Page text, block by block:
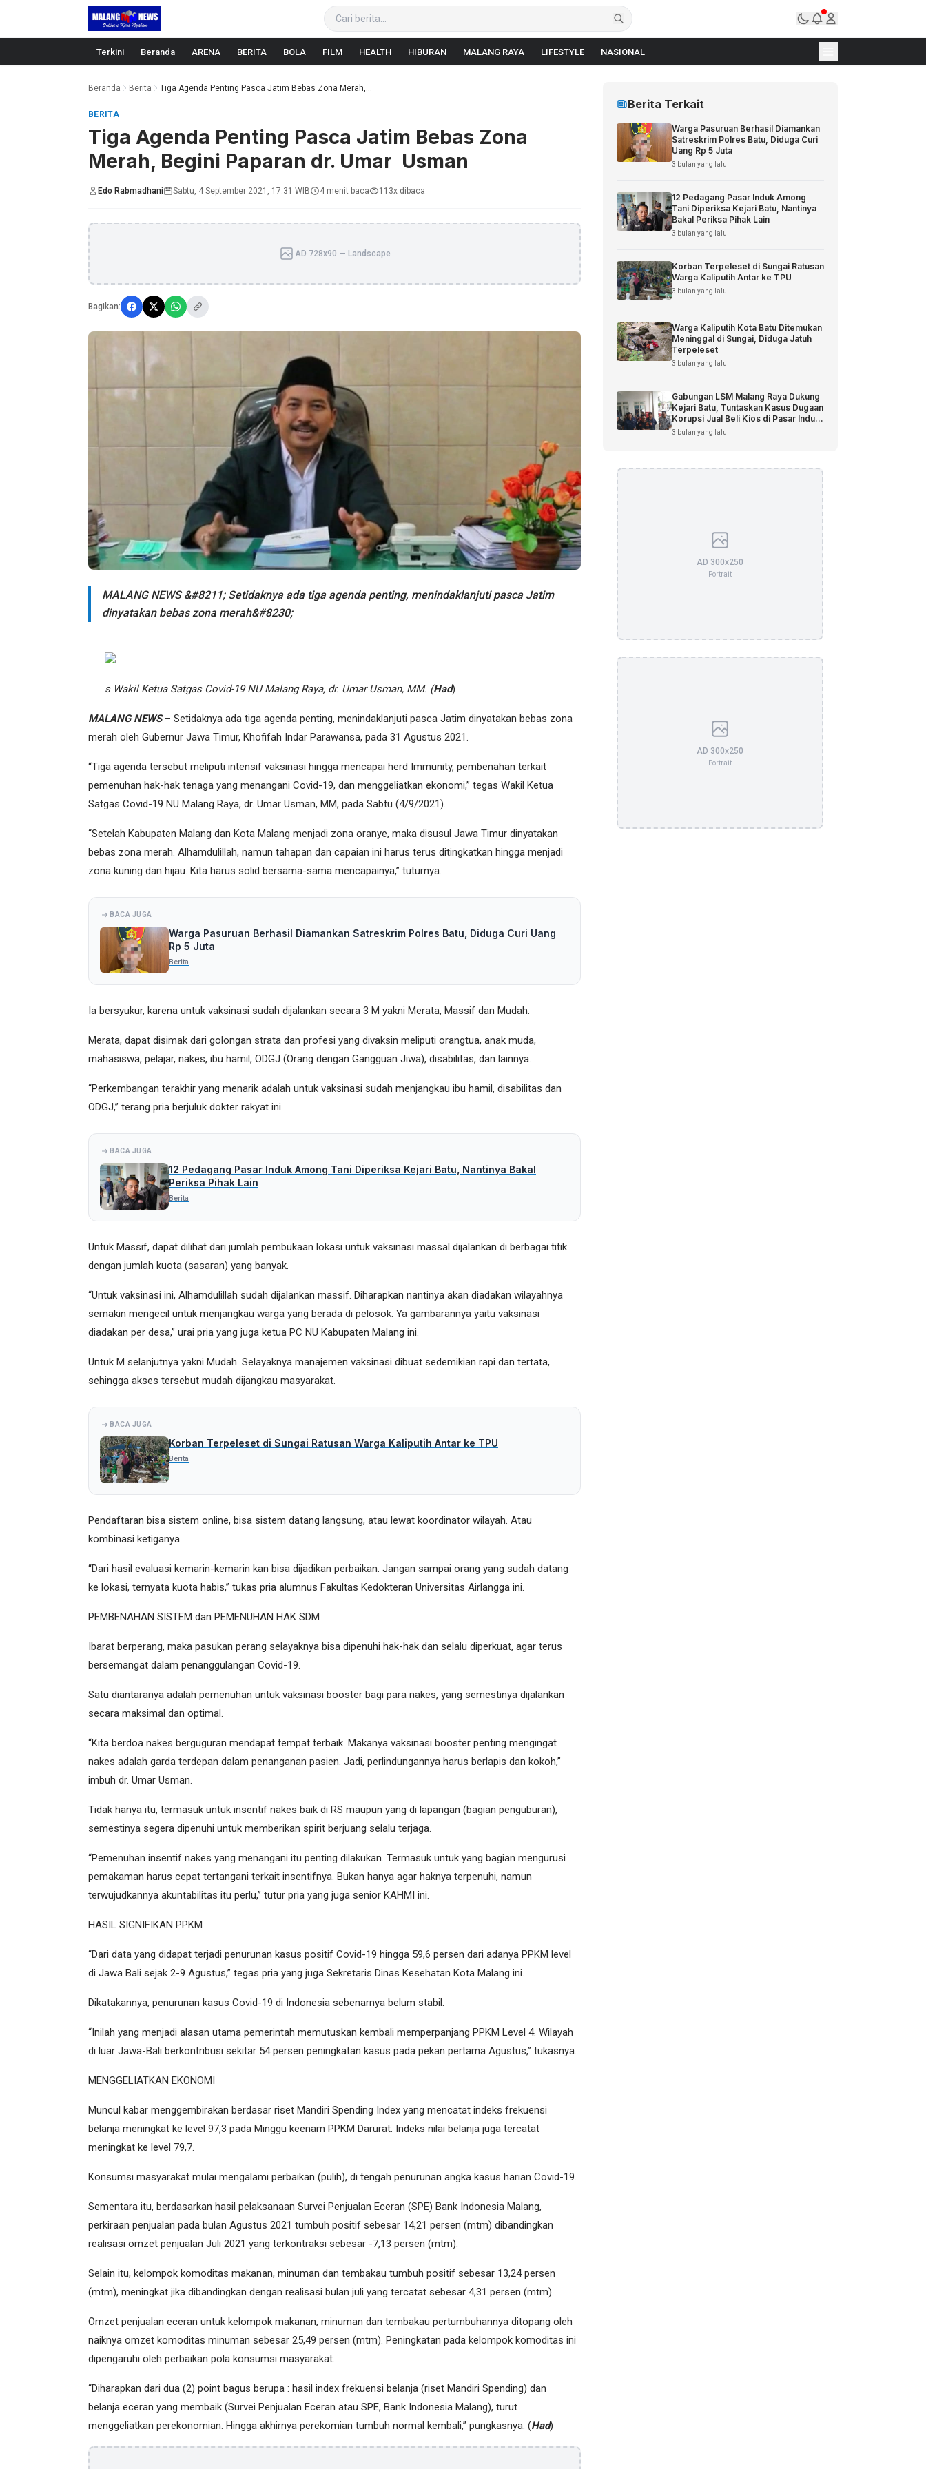
Langsung ke konten
Terkini Beranda ARENA BERITA BOLA FILM HEALTH HIBURAN MALANG RAYA LIFESTYLE NASIONAL
Beranda Berita Tiga Agenda Penting Pasca Jatim Bebas Zona Merah,...
BERITA
Tiga Agenda Penting Pasca Jatim Bebas Zona
Merah, Begini Paparan dr. Umar Usman
Edo Rabmadhani Sabtu, 4 September 2021, 17:31 WIB 4 menit baca 113x dibaca
AD 728x90 — Landscape
Bagikan:
MALANG NEWS &#8211; Setidaknya ada tiga agenda penting, menindaklanjuti pasca Jatim
dinyatakan bebas zona merah&#8230;
s Wakil Ketua Satgas Covid-19 NU Malang Raya, dr. Umar Usman, MM. (Had)
MALANG NEWS– Setidaknya ada tiga agenda penting, menindaklanjuti pasca Jatim dinyatakan bebas zona
merah oleh Gubernur Jawa Timur, Khofifah Indar Parawansa, pada 31 Agustus 2021.
“Tiga agenda tersebut meliputi intensif vaksinasi hingga mencapai herd Immunity, pembenahan terkait
pemenuhan hak-hak tenaga yang menangani Covid-19, dan menggeliatkan ekonomi,” tegas Wakil Ketua
Satgas Covid-19 NU Malang Raya, dr. Umar Usman, MM, pada Sabtu (4/9/2021).
“Setelah Kabupaten Malang dan Kota Malang menjadi zona oranye, maka disusul Jawa Timur dinyatakan
bebas zona merah. Alhamdulillah, namun tahapan dan capaian ini harus terus ditingkatkan hingga menjadi
zona kuning dan hijau. Kita harus solid bersama-sama mencapainya,” tuturnya.
BACA JUGA
Warga Pasuruan Berhasil Diamankan Satreskrim Polres Batu, Diduga Curi Uang
Rp 5 Juta
Berita
Ia bersyukur, karena untuk vaksinasi sudah dijalankan secara 3 M yakni Merata, Massif dan Mudah.
Merata, dapat disimak dari golongan strata dan profesi yang divaksin meliputi orangtua, anak muda,
mahasiswa, pelajar, nakes, ibu hamil, ODGJ (Orang dengan Gangguan Jiwa), disabilitas, dan lainnya.
“Perkembangan terakhir yang menarik adalah untuk vaksinasi sudah menjangkau ibu hamil, disabilitas dan
ODGJ,” terang pria berjuluk dokter rakyat ini.
BACA JUGA
12 Pedagang Pasar Induk Among Tani Diperiksa Kejari Batu, Nantinya Bakal
Periksa Pihak Lain
Berita
Untuk Massif, dapat dilihat dari jumlah pembukaan lokasi untuk vaksinasi massal dijalankan di berbagai titik
dengan jumlah kuota (sasaran) yang banyak.
“Untuk vaksinasi ini, Alhamdulillah sudah dijalankan massif. Diharapkan nantinya akan diadakan wilayahnya
semakin mengecil untuk menjangkau warga yang berada di pelosok. Ya gambarannya yaitu vaksinasi
diadakan per desa,” urai pria yang juga ketua PC NU Kabupaten Malang ini.
Untuk M selanjutnya yakni Mudah. Selayaknya manajemen vaksinasi dibuat sedemikian rapi dan tertata,
sehingga akses tersebut mudah dijangkau masyarakat.
BACA JUGA
Korban Terpeleset di Sungai Ratusan Warga Kaliputih Antar ke TPU
Berita
Pendaftaran bisa sistem online, bisa sistem datang langsung, atau lewat koordinator wilayah. Atau
kombinasi ketiganya.
“Dari hasil evaluasi kemarin-kemarin kan bisa dijadikan perbaikan. Jangan sampai orang yang sudah datang
ke lokasi, ternyata kuota habis,” tukas pria alumnus Fakultas Kedokteran Universitas Airlangga ini.
PEMBENAHAN SISTEM dan PEMENUHAN HAK SDM
Ibarat berperang, maka pasukan perang selayaknya bisa dipenuhi hak-hak dan selalu diperkuat, agar terus
bersemangat dalam penanggulangan Covid-19.
Satu diantaranya adalah pemenuhan untuk vaksinasi booster bagi para nakes, yang semestinya dijalankan
secara maksimal dan optimal.
“Kita berdoa nakes berguguran mendapat tempat terbaik. Makanya vaksinasi booster penting mengingat
nakes adalah garda terdepan dalam penanganan pasien. Jadi, perlindungannya harus berlapis dan kokoh,”
imbuh dr. Umar Usman.
Tidak hanya itu, termasuk untuk insentif nakes baik di RS maupun yang di lapangan (bagian penguburan),
semestinya segera dipenuhi untuk memberikan spirit berjuang selalu terjaga.
“Pemenuhan insentif nakes yang menangani itu penting dilakukan. Termasuk untuk yang bagian mengurusi
pemakaman harus cepat tertangani terkait insentifnya. Bukan hanya agar haknya terpenuhi, namun
terwujudkannya akuntabilitas itu perlu,” tutur pria yang juga senior KAHMI ini.
HASIL SIGNIFIKAN PPKM
“Dari data yang didapat terjadi penurunan kasus positif Covid-19 hingga 59,6 persen dari adanya PPKM level
di Jawa Bali sejak 2-9 Agustus,” tegas pria yang juga Sekretaris Dinas Kesehatan Kota Malang ini.
Dikatakannya, penurunan kasus Covid-19 di Indonesia sebenarnya belum stabil.
“Inilah yang menjadi alasan utama pemerintah memutuskan kembali memperpanjang PPKM Level 4. Wilayah
di luar Jawa-Bali berkontribusi sekitar 54 persen peningkatan kasus pada pekan pertama Agustus,” tukasnya.
MENGGELIATKAN EKONOMI
Muncul kabar menggembirakan berdasar riset Mandiri Spending Index yang mencatat indeks frekuensi
belanja meningkat ke level 97,3 pada Minggu keenam PPKM Darurat. Indeks nilai belanja juga tercatat
meningkat ke level 79,7.
Konsumsi masyarakat mulai mengalami perbaikan (pulih), di tengah penurunan angka kasus harian Covid-19.
Sementara itu, berdasarkan hasil pelaksanaan Survei Penjualan Eceran (SPE) Bank Indonesia Malang,
perkiraan penjualan pada bulan Agustus 2021 tumbuh positif sebesar 14,21 persen (mtm) dibandingkan
realisasi omzet penjualan Juli 2021 yang terkontraksi sebesar -7,13 persen (mtm).
Selain itu, kelompok komoditas makanan, minuman dan tembakau tumbuh positif sebesar 13,24 persen
(mtm), meningkat jika dibandingkan dengan realisasi bulan juli yang tercatat sebesar 4,31 persen (mtm).
Omzet penjualan eceran untuk kelompok makanan, minuman dan tembakau pertumbuhannya ditopang oleh
naiknya omzet komoditas minuman sebesar 25,49 persen (mtm). Peningkatan pada kelompok komoditas ini
dipengaruhi oleh perbaikan pola konsumsi masyarakat.
“Diharapkan dari dua (2) point bagus berupa : hasil index frekuensi belanja (riset Mandiri Spending) dan
belanja eceran yang membaik (Survei Penjualan Eceran atau SPE, Bank Indonesia Malang), turut
menggeliatkan perekonomian. Hingga akhirnya perekomian tumbuh normal kembali,” pungkasnya. (Had)
Berita Terkait
Warga Pasuruan Berhasil Diamankan
Satreskrim Polres Batu, Diduga Curi
Uang Rp 5 Juta
3 bulan yang lalu
12 Pedagang Pasar Induk Among
Tani Diperiksa Kejari Batu, Nantinya
Bakal Periksa Pihak Lain
3 bulan yang lalu
Korban Terpeleset di Sungai Ratusan
Warga Kaliputih Antar ke TPU
3 bulan yang lalu
Warga Kaliputih Kota Batu Ditemukan
Meninggal di Sungai, Diduga Jatuh
Terpeleset
3 bulan yang lalu
Gabungan LSM Malang Raya Dukung
Kejari Batu, Tuntaskan Kasus Dugaan
Korupsi Jual Beli Kios di Pasar Induk
Among Tani
3 bulan yang lalu
AD 300x250
Portrait
AD 300x250
Portrait